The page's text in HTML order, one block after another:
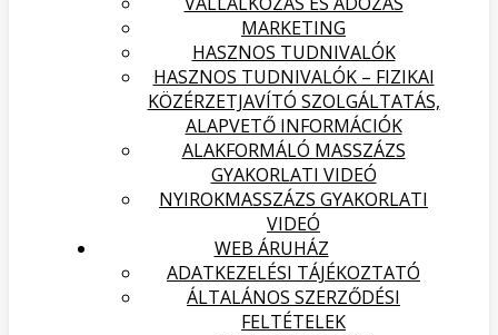
MARKETING
HASZNOS TUDNIVALÓK
HASZNOS TUDNIVALÓK – FIZIKAI
KÖZÉRZETJAVÍTÓ SZOLGÁLTATÁS,
ALAPVETŐ INFORMÁCIÓK
ALAKFORMÁLÓ MASSZÁZS
GYAKORLATI VIDEÓ
NYIROKMASSZÁZS GYAKORLATI
VIDEÓ
WEB ÁRUHÁZ
ADATKEZELÉSI TÁJÉKOZTATÓ
ÁLTALÁNOS SZERZŐDÉSI
FELTÉTELEK